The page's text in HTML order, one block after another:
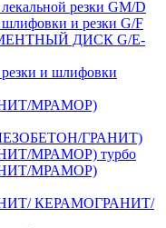
резки GM/D
и резки G/F
ДИСК G/E-
и шлифовки
МРАМОР)
ГРАНИТ)
МРАМОР) турбо
МРАМОР)
КЕРАМОГРАНИТ/